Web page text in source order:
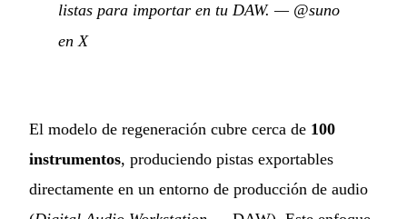
listas para importar en tu DAW. — @suno
en X
El modelo de regeneración cubre cerca de 100
instrumentos, produciendo pistas exportables
directamente en un entorno de producción de audio